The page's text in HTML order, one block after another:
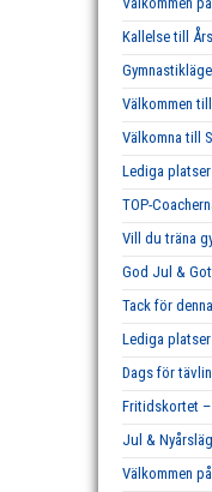
Kallelse till
Välkommen
Välkomna till
Lediga
TOP-
Vill du träna
God Jul &
Tack för
Lediga
Dags för
Fritidskortet
Jul &
Välkommen